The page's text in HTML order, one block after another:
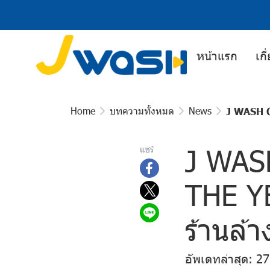
หน้าแรก เ
Home บทความทั้งหมด News J WASH
แชร์
J
THE
ร้านล้
อัพเดทล่าสุด: